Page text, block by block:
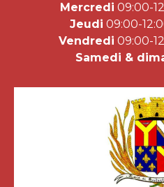
Mercredi 09:00-
Jeudi 09:00-
Vendredi 09:00-
Samedi &